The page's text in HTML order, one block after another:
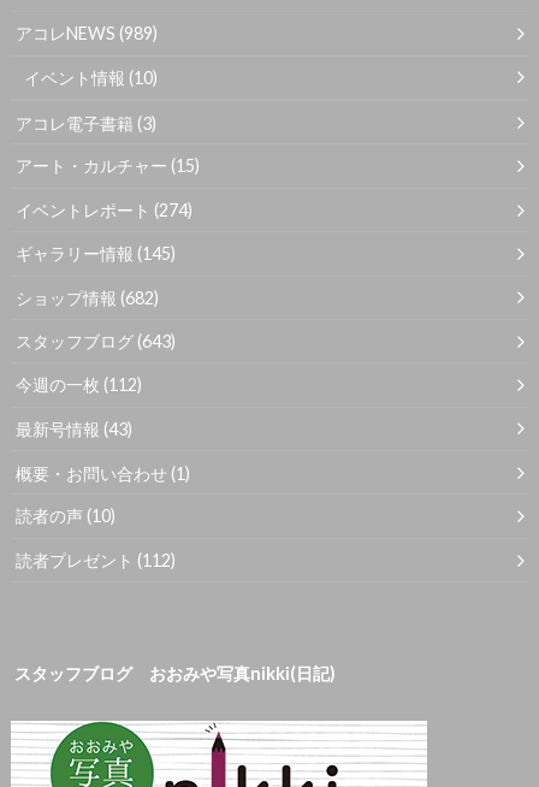
アコレNEWS (989)
イベント情報 (10)
アコレ電子書籍 (3)
アート・カルチャー (15)
イベントレポート (274)
ギャラリー情報 (145)
ショップ情報 (682)
スタッフブログ (643)
今週の一枚 (112)
最新号情報 (43)
概要・お問い合わせ (1)
読者の声 (10)
読者プレゼント (112)
スタッフブログ おおみや写真nikki(日記)